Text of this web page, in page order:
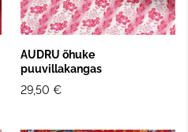
AUDRU õhuke
puuvillakangas
29,50 €